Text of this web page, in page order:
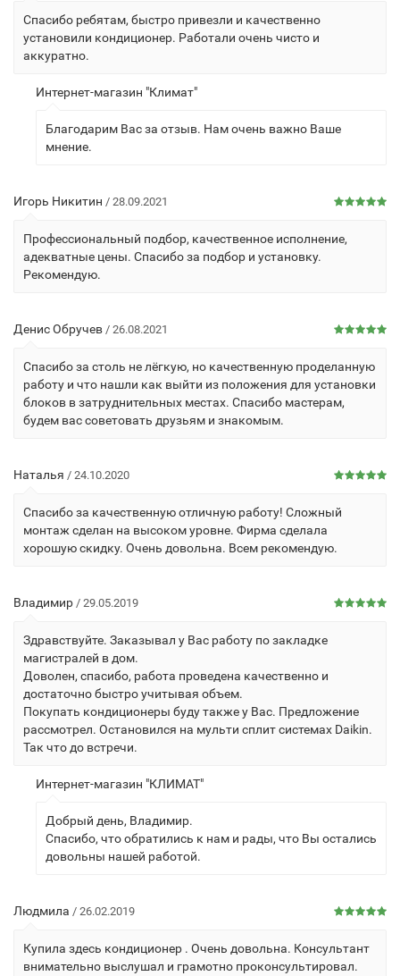
Спасибо ребятам, быстро привезли и качественно
установили кондиционер. Работали очень чисто и
аккуратно.
Интернет-магазин "Климат"
Благодарим Вас за отзыв. Нам очень важно Ваше
мнение.
Игорь Никитин / 28.09.2021
Профессиональный подбор, качественное исполнение,
адекватные цены. Спасибо за подбор и установку.
Рекомендую.
Денис Обручев / 26.08.2021
Спасибо за столь не лёгкую, но качественную проделанную
работу и что нашли как выйти из положения для установки
блоков в затруднительных местах. Спасибо мастерам,
будем вас советовать друзьям и знакомым.
Наталья / 24.10.2020
Спасибо за качественную отличную работу! Сложный
монтаж сделан на высоком уровне. Фирма сделала
хорошую скидку. Очень довольна. Всем рекомендую.
Владимир / 29.05.2019
Здравствуйте. Заказывал у Вас работу по закладке
магистралей в дом.
Доволен, спасибо, работа проведена качественно и
достаточно быстро учитывая объем.
Покупать кондиционеры буду также у Вас. Предложение
рассмотрел. Остановился на мульти сплит системах Daikin.
Так что до встречи.
Интернет-магазин "КЛИМАТ"
Добрый день, Владимир.
Спасибо, что обратились к нам и рады, что Вы остались
довольны нашей работой.
Людмила / 26.02.2019
Купила здесь кондиционер . Очень довольна. Консультант
внимательно выслушал и грамотно проконсультировал.